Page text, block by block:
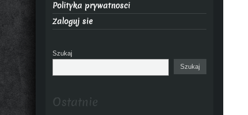
Polityka prywatnosci
Zaloguj sie
Szukaj
Szukaj
Ostatnie